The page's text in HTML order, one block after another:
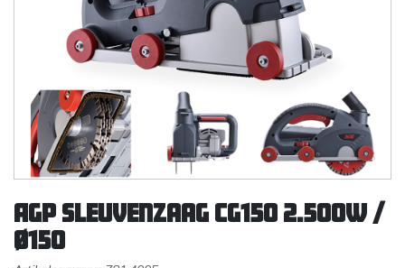
AGP Sleuvenzaag CG150 2.500W /
ø150